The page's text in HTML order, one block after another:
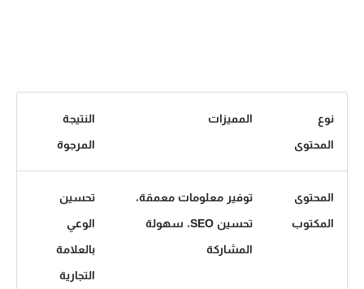
نوع
المحتوى
المميزات
النتيجة
المرجوة
المحتوى
المكتوب
توفير معلومات معمقة،
تحسين SEO، سهولة
المشاركة
تحسين
الوعي
بالعلامة
التجارية